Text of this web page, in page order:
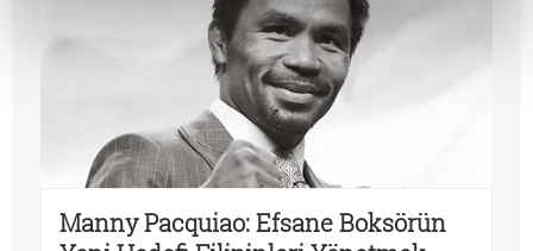
Manny Pacquiao: Efsane Boksörün